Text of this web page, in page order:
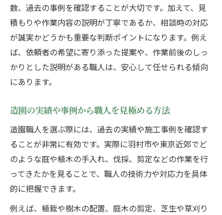
数、過去の事例を確認することが大切です。加えて、見
積もりや作業内容の説明が丁寧であるか、相談時の対応
が誠実かどうかも重要な判断ポイントになります。例え
ば、依頼者の希望に寄り添った提案や、作業前後のしっ
かりとした説明がある職人は、安心して任せられる傾向
にあります。
造園の実績や事例から職人を見極める方法
造園職人を選ぶ際には、過去の実績や施工事例を確認す
ることが非常に有効です。実際に羽村市や東京近郊でど
のような庭や植木の手入れ、伐採、剪定などの作業を行
ってきたかを見ることで、職人の技術力や対応力を具体
的に把握できます。
例えば、植栽や樹木の配置、庭木の剪定、芝生や草刈り